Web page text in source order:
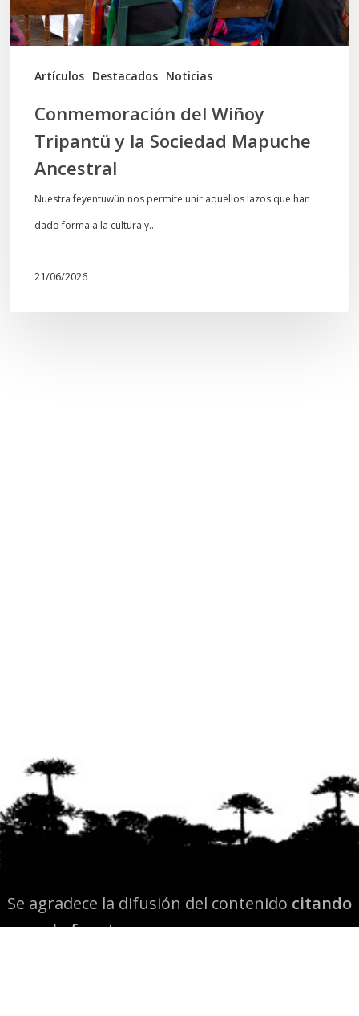
Artículos Destacados Noticias
Mapuche
Ancestral
Conmemoración del Wiñoy
Tripantü y la Sociedad Mapuche
Ancestral
Nuestra feyentuwün nos permite unir aquellos lazos que han
dado forma a la cultura y…
21/06/2026
Se agradece la difusión del contenido citando
la fuente www.mapuexpress.org